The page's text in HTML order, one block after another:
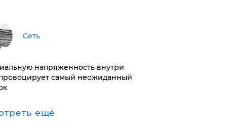
Сеть
напряженность внутри
самый неожиданный
ещё